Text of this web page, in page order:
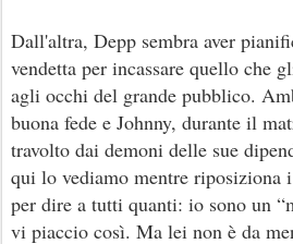
Dall'altra, Depp sembra aver
vendetta per incassare quello che
agli occhi del grande pubblico.
buona fede e Johnny, durante il
travolto dai demoni delle sue
qui lo vediamo mentre riposiziona
per dire a tutti quanti: io sono un
vi piaccio così. Ma lei non è da